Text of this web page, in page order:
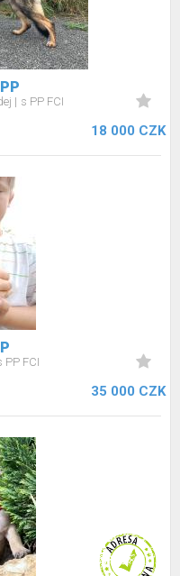
s PP FCI
18 000 CZK
PP FCI
35 000 CZK